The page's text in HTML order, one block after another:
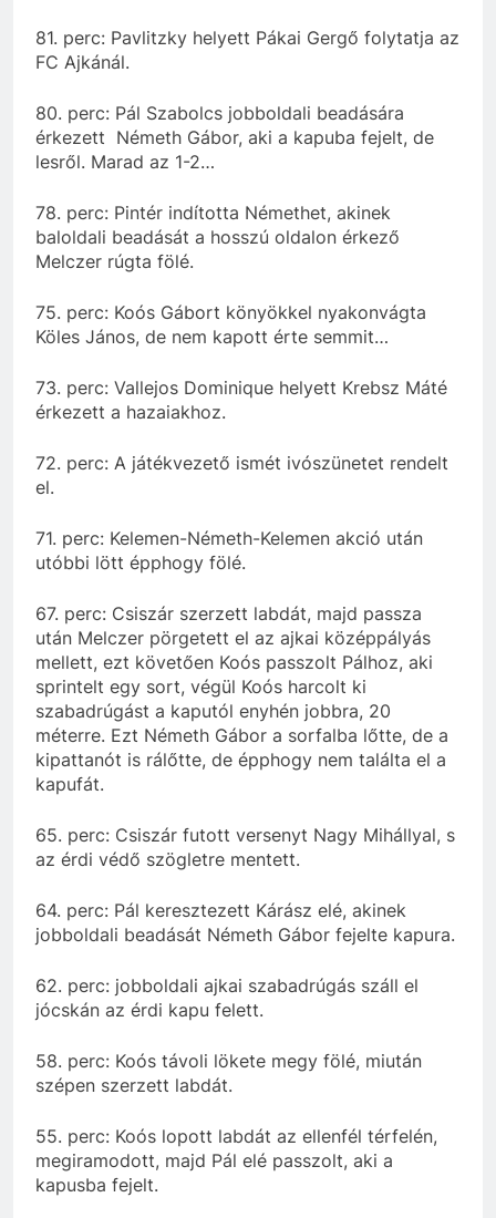
81. perc: Pavlitzky helyett Pákai Gergő folytatja az
FC Ajkánál.
80. perc: Pál Szabolcs jobboldali beadására
érkezett Németh Gábor, aki a kapuba fejelt, de
lesről. Marad az 1-2…
78. perc: Pintér indította Némethet, akinek
baloldali beadását a hosszú oldalon érkező
Melczer rúgta fölé.
75. perc: Koós Gábort könyökkel nyakonvágta
Köles János, de nem kapott érte semmit…
73. perc: Vallejos Dominique helyett Krebsz Máté
érkezett a hazaiakhoz.
72. perc: A játékvezető ismét ivószünetet rendelt
el.
71. perc: Kelemen-Németh-Kelemen akció után
utóbbi lött épphogy fölé.
67. perc: Csiszár szerzett labdát, majd passza
után Melczer pörgetett el az ajkai középpályás
mellett, ezt követően Koós passzolt Pálhoz, aki
sprintelt egy sort, végül Koós harcolt ki
szabadrúgást a kaputól enyhén jobbra, 20
méterre. Ezt Németh Gábor a sorfalba lőtte, de a
kipattanót is rálőtte, de épphogy nem találta el a
kapufát.
65. perc: Csiszár futott versenyt Nagy Mihállyal, s
az érdi védő szögletre mentett.
64. perc: Pál keresztezett Kárász elé, akinek
jobboldali beadását Németh Gábor fejelte kapura.
62. perc: jobboldali ajkai szabadrúgás száll el
jócskán az érdi kapu felett.
58. perc: Koós távoli lökete megy fölé, miután
szépen szerzett labdát.
55. perc: Koós lopott labdát az ellenfél térfelén,
megiramodott, majd Pál elé passzolt, aki a
kapusba fejelt.